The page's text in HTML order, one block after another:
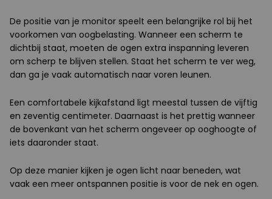
De positie van je monitor speelt een belangrijke rol bij het
voorkomen van oogbelasting. Wanneer een scherm te
dichtbij staat, moeten de ogen extra inspanning leveren
om scherp te blijven stellen. Staat het scherm te ver weg,
dan ga je vaak automatisch naar voren leunen.
Een comfortabele kijkafstand ligt meestal tussen de vijftig
en zeventig centimeter. Daarnaast is het prettig wanneer
de bovenkant van het scherm ongeveer op ooghoogte of
iets daaronder staat.
Op deze manier kijken je ogen licht naar beneden, wat
vaak een meer ontspannen positie is voor de nek en ogen.